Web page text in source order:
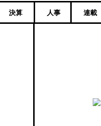
決算 人事 連載